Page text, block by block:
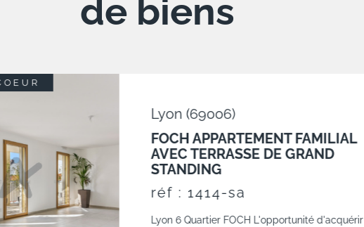
de biens
Saint-Cyr-au-Mont-d'Or (69450)
SAINT CYR AU MONT D'OR
APPARTEMENT EN DERNIER
ÉTAGE AVEC TERRASSE
réf : 1432-sa
Saint-Cyr-au-Mont-d'Or, dans une copropriété